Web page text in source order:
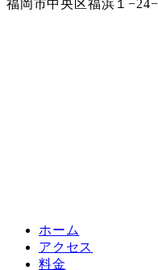
ペ
福岡市中央区福浜１
ホーム
アクセス
料金